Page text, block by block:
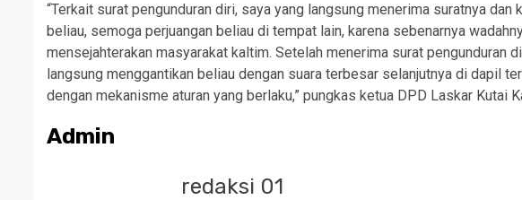
“Terkait surat pengunduran diri, saya yang langsung menerima suratnya
beliau, semoga perjuangan beliau di tempat lain, karena sebenarnya
mensejahterakan masyarakat kaltim. Setelah menerima surat pengunduran
langsung menggantikan beliau dengan suara terbesar selanjutnya di dapil
dengan mekanisme aturan yang berlaku,” pungkas ketua DPD Laskar Kutai
Admin
redaksi 01